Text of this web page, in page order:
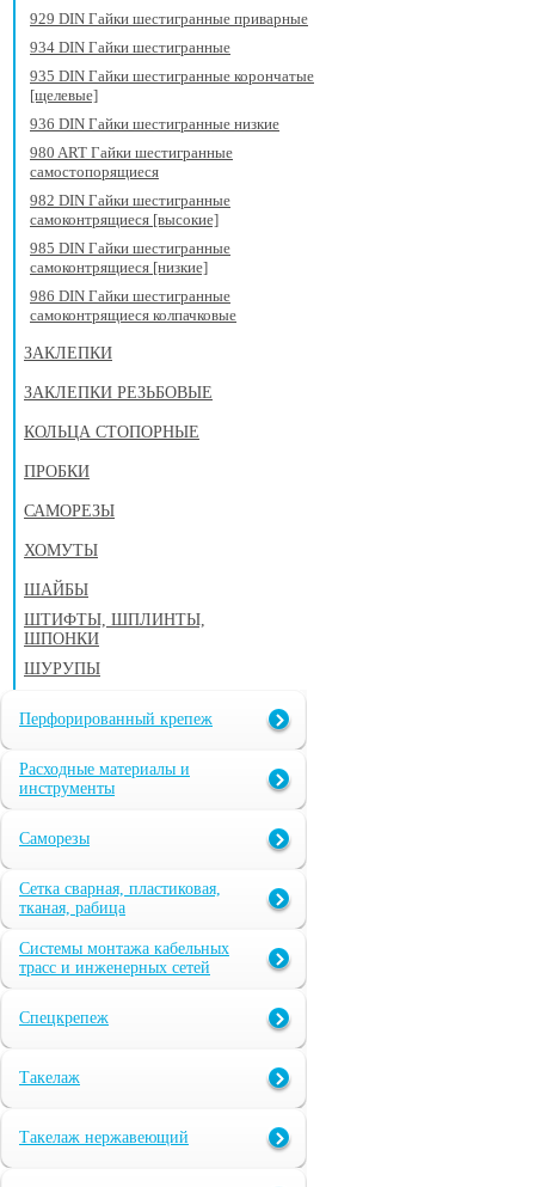
929 DIN Гайки шестигранные приварные
934 DIN Гайки шестигранные
935 DIN Гайки шестигранные корончатые
[щелевые]
936 DIN Гайки шестигранные низкие
980 ART Гайки шестигранные
самостопорящиеся
982 DIN Гайки шестигранные
самоконтрящиеся [высокие]
985 DIN Гайки шестигранные
самоконтрящиеся [низкие]
986 DIN Гайки шестигранные
самоконтрящиеся колпачковые
ЗАКЛЕПКИ
ЗАКЛЕПКИ РЕЗЬБОВЫЕ
КОЛЬЦА СТОПОРНЫЕ
ПРОБКИ
САМОРЕЗЫ
ХОМУТЫ
ШАЙБЫ
ШТИФТЫ, ШПЛИНТЫ,
ШПОНКИ
ШУРУПЫ
Перфорированный крепеж
Расходные материалы и
инструменты
Саморезы
Сетка сварная, пластиковая,
тканая, рабица
Системы монтажа кабельных
трасс и инженерных сетей
Спецкрепеж
Такелаж
Такелаж нержавеющий